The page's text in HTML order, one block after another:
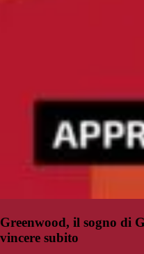
Greenwood, il sogno di
vincere subito